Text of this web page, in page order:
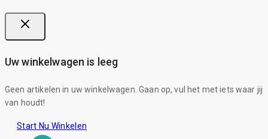
Uw winkelwagen is leeg
Geen artikelen in uw winkelwagen. Gaan op, vul het met iets waar jij
van houdt!
Start Nu Winkelen